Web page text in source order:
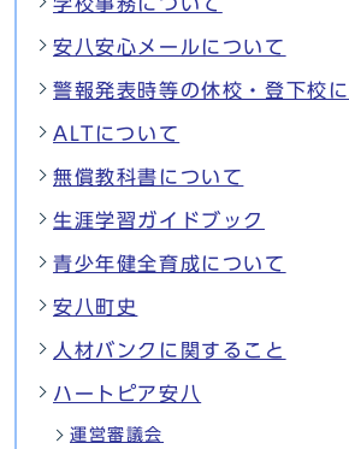
安八安心メールについて
警報発表時等の休校・登下校
ALTについて
無償教科書について
生涯学習ガイドブック
青少年健全育成について
安八町史
人材バンクに関すること
ハートピア安八
運営審議会